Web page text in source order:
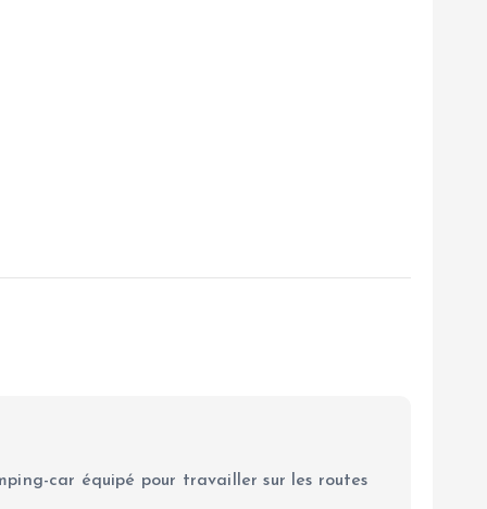
car équipé pour travailler sur les routes